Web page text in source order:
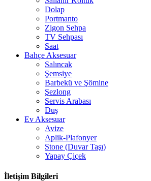
Dolap
Portmanto
Zigon Sehpa
TV Sehpası
Saat
Bahçe Aksesuar
Salıncak
Şemsiye
Barbekü ve Şömine
Şezlong
Servis Arabası
Duş
Ev Aksesuar
Avize
Aplik-Plafonyer
Stone (Duvar Taşı)
Yapay Çiçek
İletişim Bilgileri